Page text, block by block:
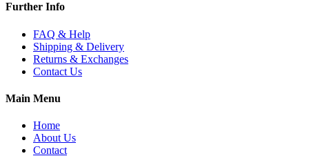
Further Info
FAQ & Help
Shipping & Delivery
Returns & Exchanges
Contact Us
Main Menu
Home
About Us
Contact